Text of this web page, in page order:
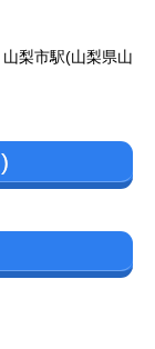
梨市駅(山梨県山